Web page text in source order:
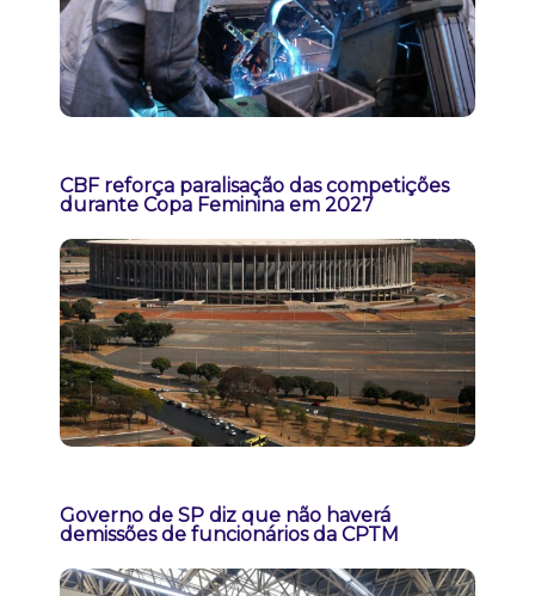
CBF reforça paralisação das competições
durante Copa Feminina em 2027
Governo de SP diz que não haverá
demissões de funcionários da CPTM